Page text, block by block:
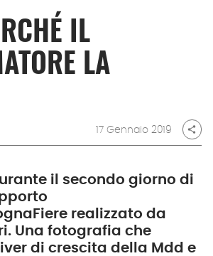
IL
LA
17 Gennaio 2019 share
il secondo giorno di
realizzato da
Una fotografia che
di crescita della Mdd e